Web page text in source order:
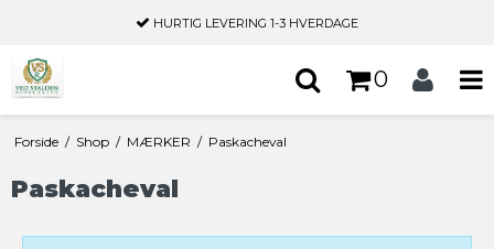
HURTIG LEVERING 1-3 HVERDAGE
0
Forside / Shop / MÆRKER / Paskacheval
Paskacheval